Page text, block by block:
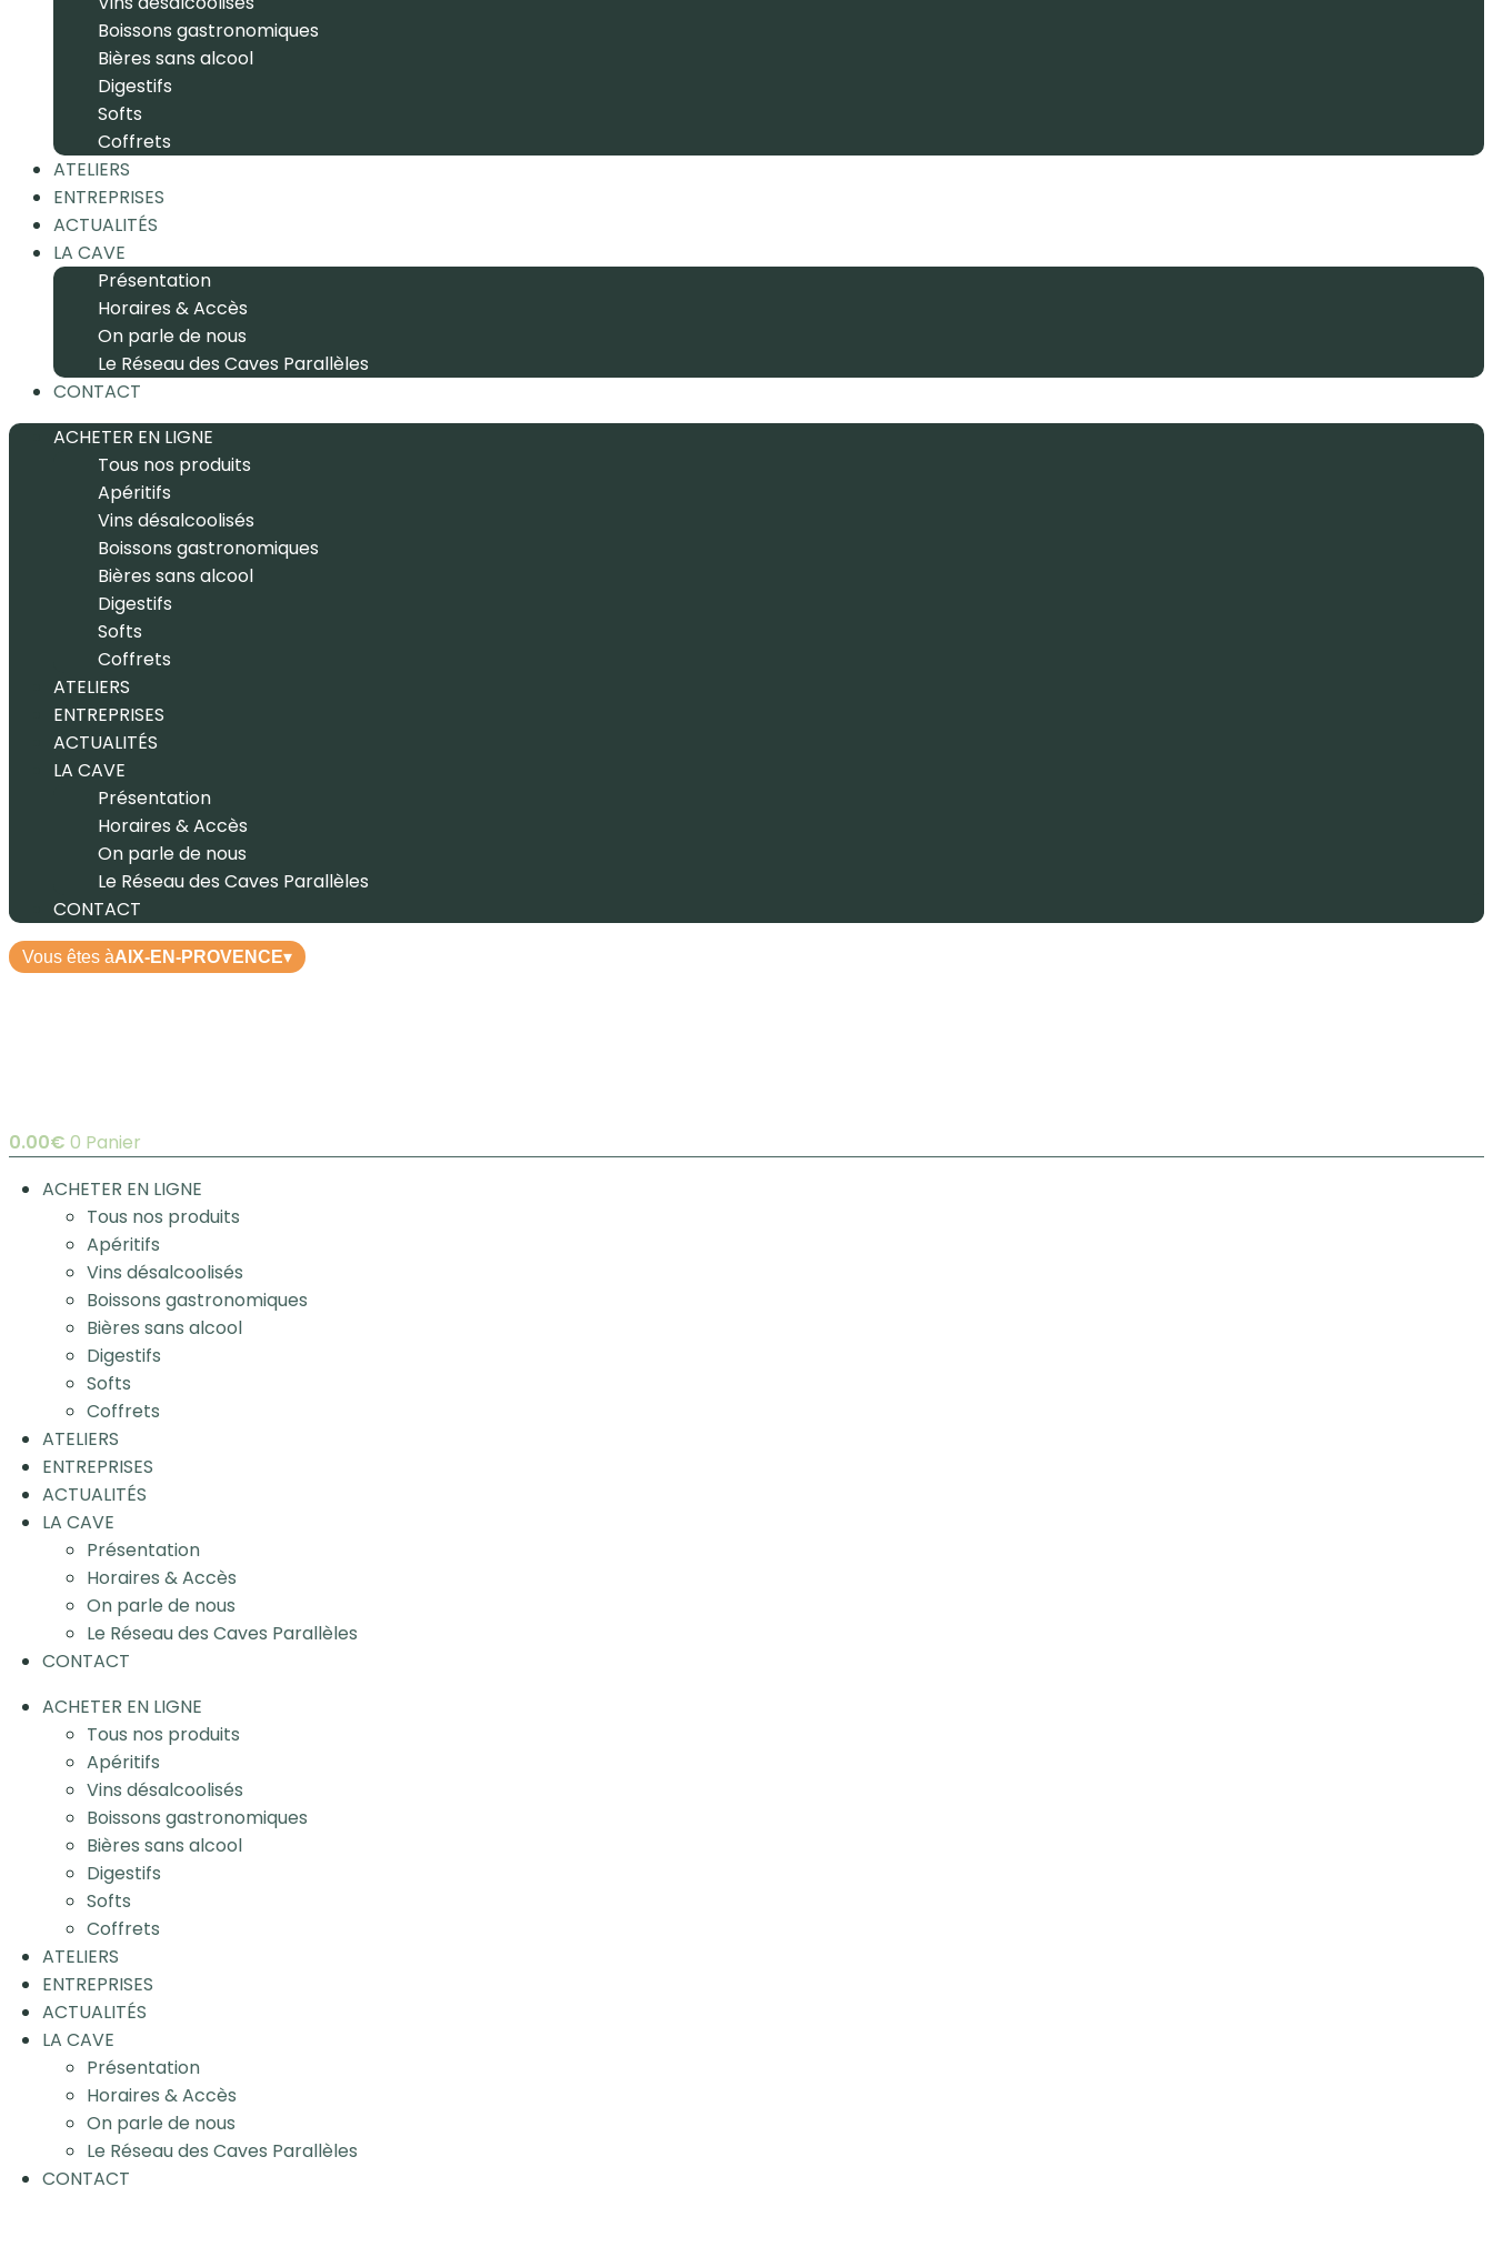
Boissons gastronomiques
Bières sans alcool
Digestifs
Softs
Coffrets
ATELIERS
ENTREPRISES
ACTUALITÉS
LA CAVE
Présentation
Horaires & Accès
On parle de nous
Le Réseau des Caves Parallèles
CONTACT
ACHETER EN LIGNE
Tous nos produits
Apéritifs
Vins désalcoolisés
Boissons gastronomiques
Bières sans alcool
Digestifs
Softs
Coffrets
ATELIERS
ENTREPRISES
ACTUALITÉS
LA CAVE
Présentation
Horaires & Accès
On parle de nous
Le Réseau des Caves Parallèles
CONTACT
Vous êtes àAIX-EN-PROVENCE▾
0.00€ 0 Panier
ACHETER EN LIGNE
Tous nos produits
Apéritifs
Vins désalcoolisés
Boissons gastronomiques
Bières sans alcool
Digestifs
Softs
Coffrets
ATELIERS
ENTREPRISES
ACTUALITÉS
LA CAVE
Présentation
Horaires & Accès
On parle de nous
Le Réseau des Caves Parallèles
CONTACT
ACHETER EN LIGNE
Tous nos produits
Apéritifs
Vins désalcoolisés
Boissons gastronomiques
Bières sans alcool
Digestifs
Softs
Coffrets
ATELIERS
ENTREPRISES
ACTUALITÉS
LA CAVE
Présentation
Horaires & Accès
On parle de nous
Le Réseau des Caves Parallèles
CONTACT